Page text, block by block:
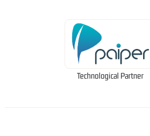
Technological Partner